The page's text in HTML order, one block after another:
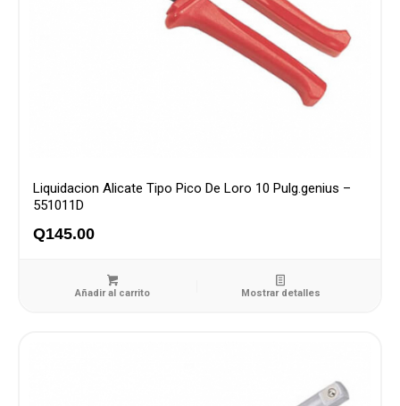
Liquidacion Alicate Tipo Pico De Loro 10 Pulg.genius –
551011D
Q145.00
Añadir al carrito Mostrar detalles